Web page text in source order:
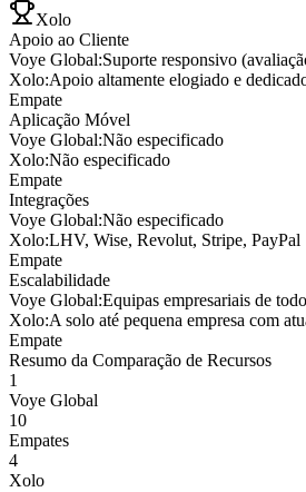
Xolo
Apoio ao Cliente
Voye Global:Suporte responsivo
Xolo:Apoio altamente elogiado e
Empate
Aplicação Móvel
Voye Global:Não especificado
Xolo:Não especificado
Empate
Integrações
Voye Global:Não especificado
Xolo:LHV, Wise, Revolut, Stripe, PayPal
Empate
Escalabilidade
Voye Global:Equipas empresariais de
Xolo:A solo até pequena empresa com
Empate
Resumo da Comparação de Recursos
1
Voye Global
10
Empates
4
Xolo